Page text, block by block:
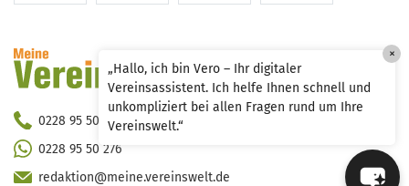
0228 95 50 290
0228 95 50 276
redaktion@meine.vereinswelt.de
„Hallo, ich bin Vero – Ihr digitaler
Vereinsassistent. Ich helfe Ihnen schnell und
unkompliziert bei allen Fragen rund um Ihre
Vereinswelt.“
×